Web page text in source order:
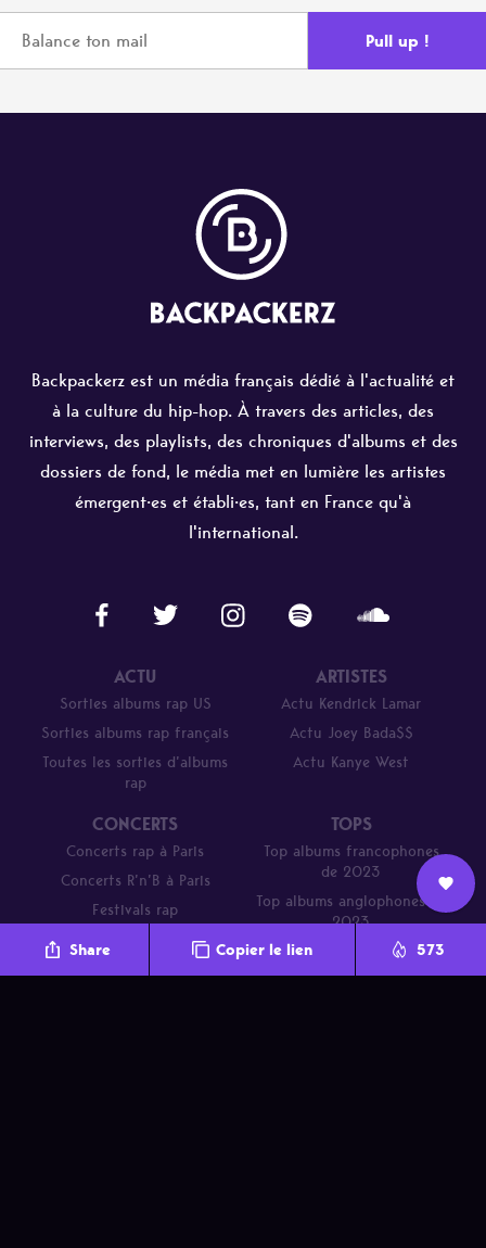
L’équipe
Nous
rejoindre
Newsletter
Share Copier le lien 573
Backpackerz est un média français dédié à l'actualité et
à la culture du hip-hop. À travers des articles, des
interviews, des playlists, des chroniques d'albums et des
dossiers de fond, le média met en lumière les artistes
émergent·es et établi·es, tant en France qu'à
l'international.
ACTU
Sorties albums rap US
Sorties albums rap français
Toutes les sorties d’albums
rap
ARTISTES
Actu Kendrick Lamar
Actu Joey Bada$$
Actu Kanye West
CONCERTS
Concerts rap à Paris
Concerts R’n’B à Paris
Festivals rap
TOPS
Top albums francophones
de 2023
Top albums anglophones de
2023
Parcours de DJ Mehdi en 20
titres